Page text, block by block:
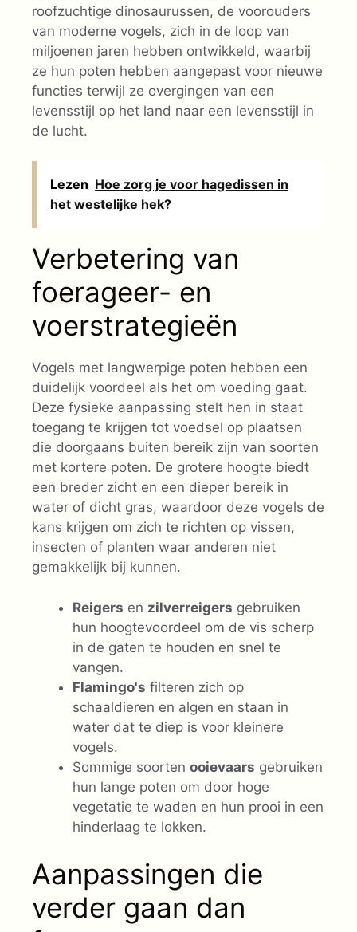
roofzuchtige dinosaurussen, de voorouders
van moderne vogels, zich in de loop van
miljoenen jaren hebben ontwikkeld, waarbij
ze hun poten hebben aangepast voor nieuwe
functies terwijl ze overgingen van een
levensstijl op het land naar een levensstijl in
de lucht.
Lezen Hoe zorg je voor hagedissen in
het westelijke hek?
Verbetering van
foerageer- en
voerstrategieën
Vogels met langwerpige poten hebben een
duidelijk voordeel als het om voeding gaat.
Deze fysieke aanpassing stelt hen in staat
toegang te krijgen tot voedsel op plaatsen
die doorgaans buiten bereik zijn van soorten
met kortere poten. De grotere hoogte biedt
een breder zicht en een dieper bereik in
water of dicht gras, waardoor deze vogels de
kans krijgen om zich te richten op vissen,
insecten of planten waar anderen niet
gemakkelijk bij kunnen.
Reigers en zilverreigers gebruiken
hun hoogtevoordeel om de vis scherp
in de gaten te houden en snel te
vangen.
Flamingo's filteren zich op
schaaldieren en algen en staan in
water dat te diep is voor kleinere
vogels.
Sommige soorten ooievaars gebruiken
hun lange poten om door hoge
vegetatie te waden en hun prooi in een
hinderlaag te lokken.
Aanpassingen die
verder gaan dan